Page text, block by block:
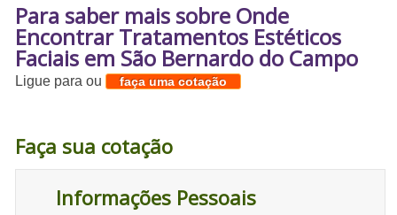
Para saber mais sobre Onde
Encontrar Tratamentos Estéticos
Faciais em São Bernardo do Campo
Ligue paraou faça uma cotação
Faça sua cotação
Informações Pessoais